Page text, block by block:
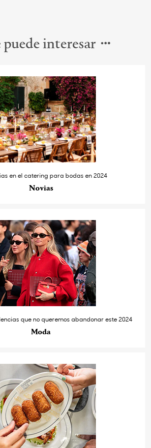
puede interesar
en el catering para bodas en 2024
Novias
que no queremos abandonar este 2024
Moda